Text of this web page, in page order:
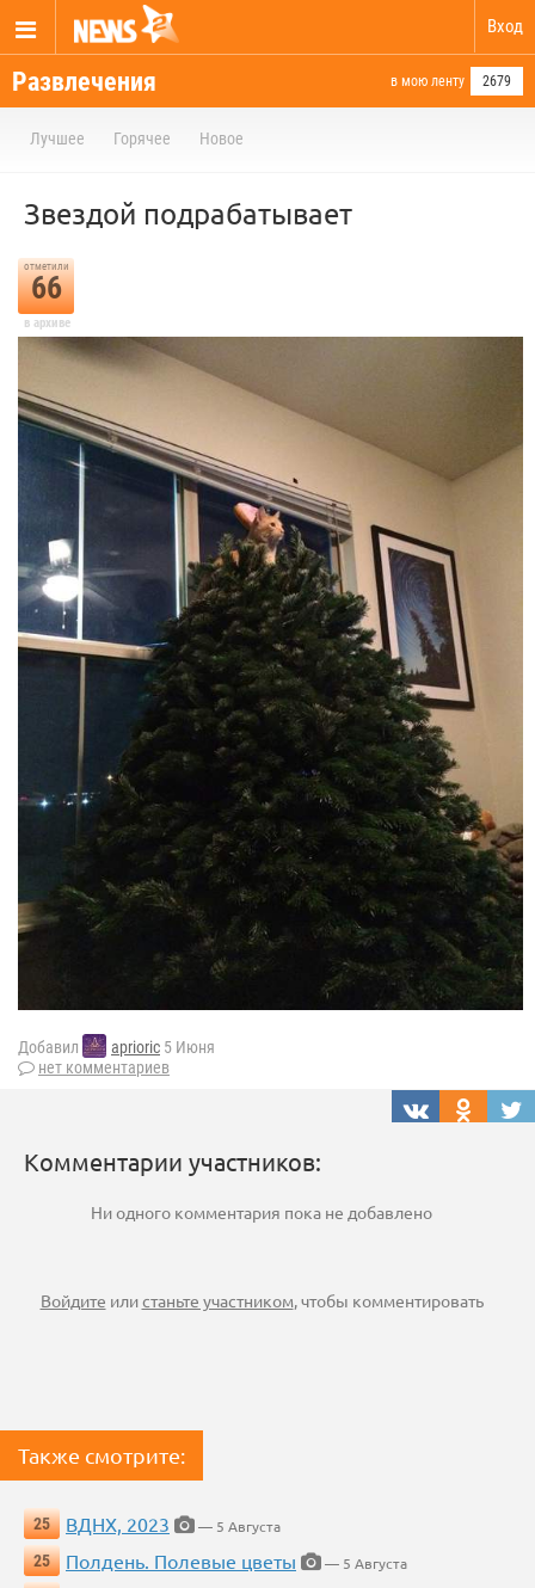
Вход
Развлечения в мою ленту 2679
Лучшее Горячее Новое
Звездой подрабатывает
отметили
66
в архиве
Добавил aprioric 5 Июня
нет комментариев
Комментарии участников:
Ни одного комментария пока не добавлено
Войдите илистаньте участником, чтобы комментировать
Также смотрите:
25 ВДНХ, 2023
— 5 Августа
25
Полдень. Полевые цветы
— 5 Августа